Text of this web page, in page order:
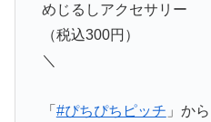
めじるしアクセサリー
（税込300円）
＼
「 #ぴちぴちピッチ 」から